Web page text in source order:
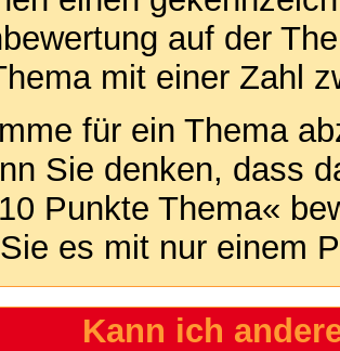
auf der
mit einer Zahl
für ein Thema
Sie denken, dass
Punkte Thema«
es mit nur einem
Kann ich